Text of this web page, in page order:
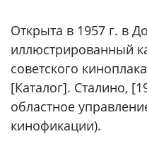
Открыта в 1957 г. в
иллюстрированный
советского
[Каталог]. Сталино,
областное
кинофикации).